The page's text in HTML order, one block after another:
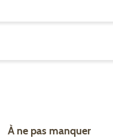
À ne pas manquer